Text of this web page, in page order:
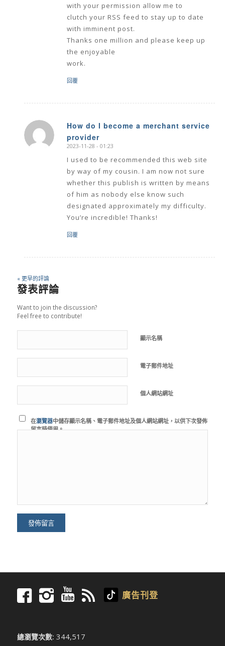
with your permission allow me to
clutch your RSS feed to stay up to date
with imminent post.
Thanks one million and please keep up
the enjoyable
work.
回覆
How do I become a merchant service
provider
says:
2023-11-28 - 01:23
I used to be recommended this web site
by way of my cousin. I am now not sure
whether this publish is written by means
of him as nobody else know such
designated approximately my difficulty.
You’re incredible! Thanks!
回覆
« 更早的評論
發表評論
Want to join the discussion?
Feel free to contribute!
顯示名稱
電子郵件地址
個人網站網址
在瀏覽器中儲存顯示名稱、電子郵件地址及個人網站網址，以供下次發佈
留言時使用。
廣告刊登
總瀏覽次數: 344,517